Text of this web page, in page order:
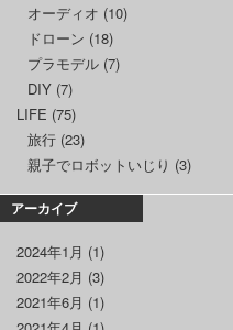
オーディオ (10)
ドローン (18)
プラモデル (7)
DIY (7)
LIFE (75)
旅行 (23)
親子でロボットいじり (3)
アーカイブ
2024年1月 (1)
2022年2月 (3)
2021年6月 (1)